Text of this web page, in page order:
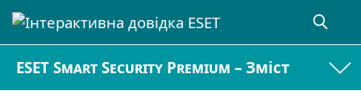
ESET Smart Security Premium – Зміст